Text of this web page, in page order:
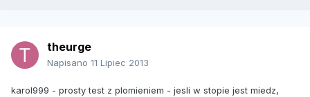
theurge
Napisano 11 Lipiec 2013
karol999 - prosty test z plomieniem - jesli w stopie jest miedz,